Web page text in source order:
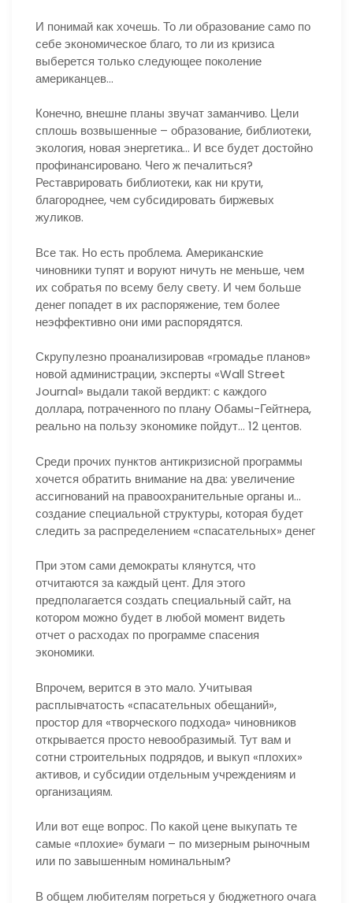
И понимай как хочешь. То ли образование само по
себе экономическое благо, то ли из кризиса
выберется только следующее поколение
американцев…
Конечно, внешне планы звучат заманчиво. Цели
сплошь возвышенные – образование, библиотеки,
экология, новая энергетика… И все будет достойно
профинансировано. Чего ж печалиться?
Реставрировать библиотеки, как ни крути,
благороднее, чем субсидировать биржевых
жуликов.
Все так. Но есть проблема. Американские
чиновники тупят и воруют ничуть не меньше, чем
их собратья по всему белу свету. И чем больше
денег попадет в их распоряжение, тем более
неэффективно они ими распорядятся.
Скрупулезно проанализировав «громадье планов»
новой администрации, эксперты «Wall Street
Journal» выдали такой вердикт: с каждого
доллара, потраченного по плану Обамы-Гейтнера,
реально на пользу экономике пойдут… 12 центов.
Среди прочих пунктов антикризисной программы
хочется обратить внимание на два: увеличение
ассигнований на правоохранительные органы и…
создание специальной структуры, которая будет
следить за распределением «спасательных» денег
При этом сами демократы клянутся, что
отчитаются за каждый цент. Для этого
предполагается создать специальный сайт, на
котором можно будет в любой момент видеть
отчет о расходах по программе спасения
экономики.
Впрочем, верится в это мало. Учитывая
расплывчатость «спасательных обещаний»,
простор для «творческого подхода» чиновников
открывается просто невообразимый. Тут вам и
сотни строительных подрядов, и выкуп «плохих»
активов, и субсидии отдельным учреждениям и
организациям.
Или вот еще вопрос. По какой цене выкупать те
самые «плохие» бумаги – по мизерным рыночным
или по завышенным номинальным?
В общем любителям погреться у бюджетного очага